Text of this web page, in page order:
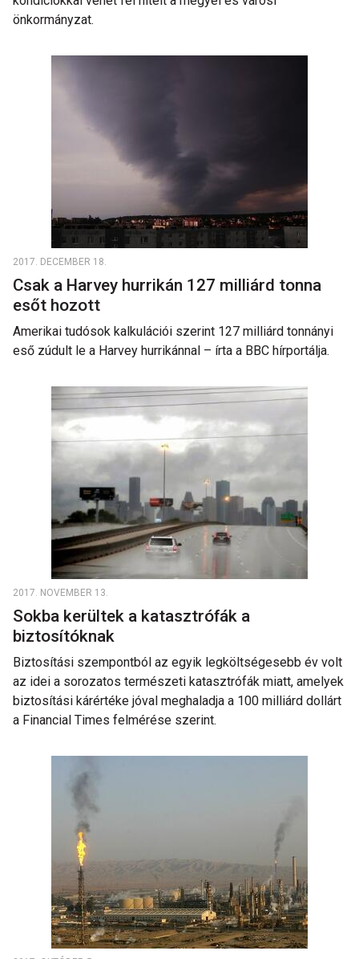
önkormányzat.
2017. DECEMBER 18.
Csak a Harvey hurrikán 127 milliárd tonna
esőt hozott
Amerikai tudósok kalkulációi szerint 127 milliárd tonnányi
eső zúdult le a Harvey hurrikánnal – írta a BBC hírportálja.
2017. NOVEMBER 13.
Sokba kerültek a katasztrófák a
biztosítóknak
Biztosítási szempontból az egyik legköltségesebb év volt
az idei a sorozatos természeti katasztrófák miatt, amelyek
biztosítási kárértéke jóval meghaladja a 100 milliárd dollárt
a Financial Times felmérése szerint.